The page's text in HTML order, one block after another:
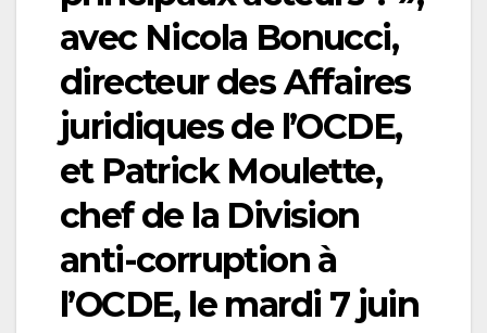
avec Nicola Bonucci,
directeur des Affaires
juridiques de l’OCDE,
et Patrick Moulette,
chef de la Division
anti-corruption à
l’OCDE, le mardi 7 juin